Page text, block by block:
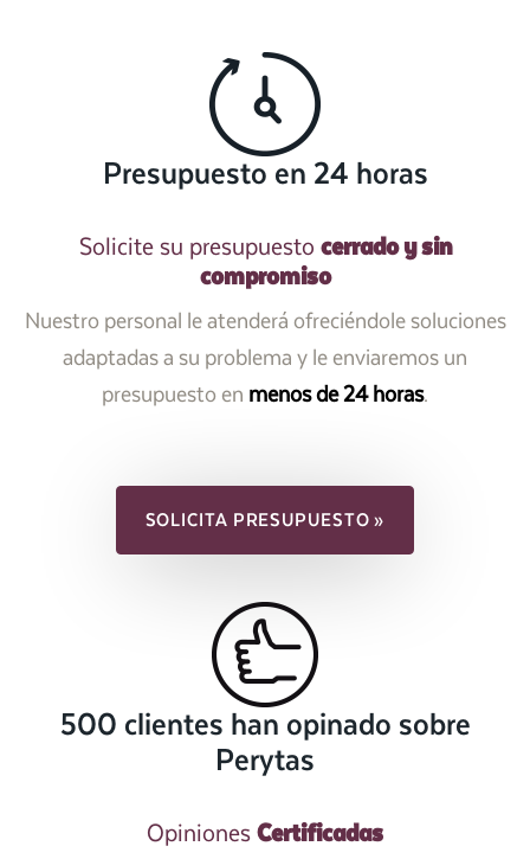
Presupuesto en 24 horas
Solicite su presupuesto cerrado y sin
compromiso
Nuestro personal le atenderá ofreciéndole soluciones
adaptadas a su problema y le enviaremos un
presupuesto en menos de 24 horas.
SOLICITA PRESUPUESTO »
500 clientes han opinado sobre
Perytas
Opiniones Certificadas